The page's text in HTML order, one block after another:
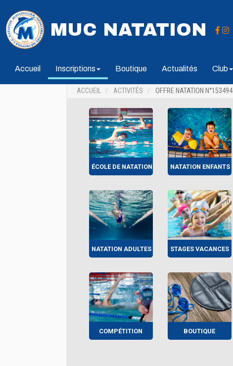
MUC NATATION
Accueil Inscriptions Boutique Actualités Club
ACCUEIL ACTIVITÉS OFFRE NATATION N°153494
ÉCOLE DE NATATION NATATION ENFANTS
NATATION ADULTES STAGES VACANCES
COMPÉTITION BOUTIQUE